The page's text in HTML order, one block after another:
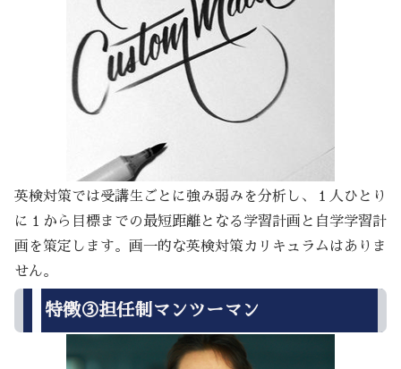
英検対策では受講生ごとに強み弱みを分析し、１人ひとり
に１から目標までの最短距離となる学習計画と自学学習計
画を策定します。画一的な英検対策カリキュラムはありま
せん。
特徴③担任制マンツーマン